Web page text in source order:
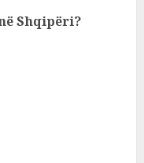
Shqipëri?